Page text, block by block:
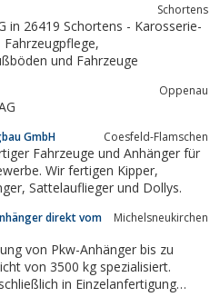
Equipment für die INDUSI-Schortens
in 26419 Schortens - Karosserie-
und Fahrzeuge
Oppenau
GmbH Coesfeld-Flamschen
Fahrzeuge und Anhänger für
Wir fertigen Kipper,
Rollandwagen, Hakenliftanhänger, Sattelauflieger und Dollys.
direkt vom
Michelsneukirchen
von Pkw-Anhänger bis zu
von 3500 kg spezialisiert.
in Einzelanfertigung